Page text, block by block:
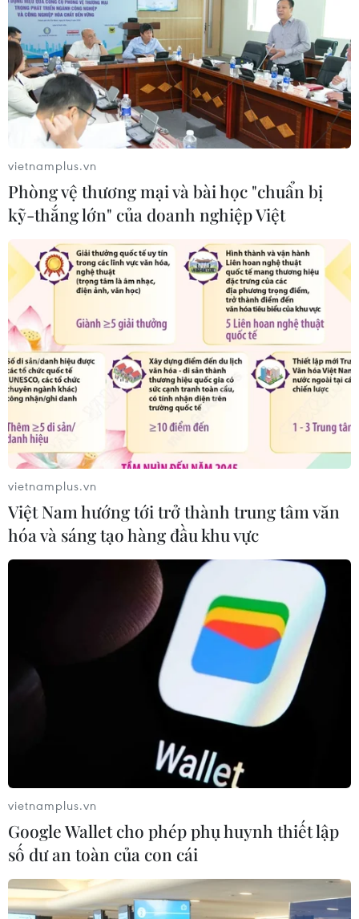
vietnamplus.vn
Phòng vệ thương mại và bài học "chuẩn bị
kỹ-thắng lớn" của doanh nghiệp Việt
vietnamplus.vn
Việt Nam hướng tới trở thành trung tâm văn
hóa và sáng tạo hàng đầu khu vực
vietnamplus.vn
Google Wallet cho phép phụ huynh thiết lập
số dư an toàn của con cái